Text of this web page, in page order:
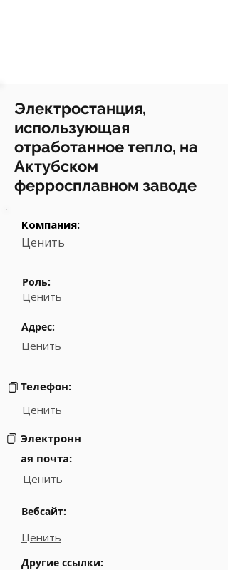
Электростанция,
использующая
отработанное тепло, на
Актубском
ферросплавном заводе
Компания:
Ценить
Роль:
Ценить
Адрес:
Ценить
Телефон:
Ценить
Электронн
ая почта:
Ценить
Вебсайт:
Ценить
Другие ссылки: